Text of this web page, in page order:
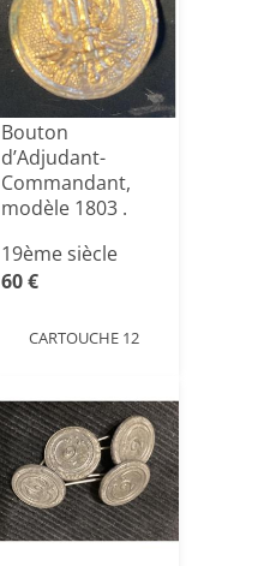
Bouton
d’Adjudant-
Commandant,
modèle 1803 .
19ème siècle
60 €
CARTOUCHE 12